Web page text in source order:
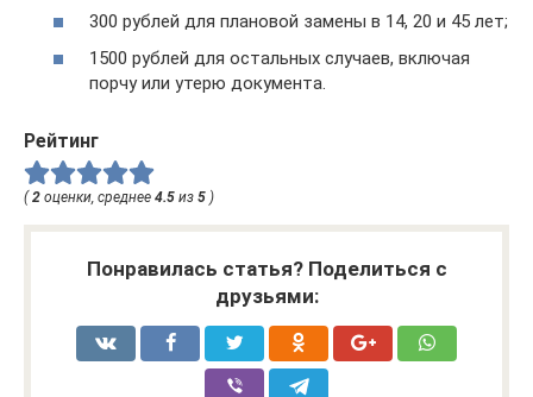
300 рублей для плановой замены в 14, 20 и 45 лет;
1500 рублей для остальных случаев, включая
порчу или утерю документа.
Рейтинг
( 2 оценки, среднее 4.5 из 5 )
Понравилась статья? Поделиться с
друзьями: